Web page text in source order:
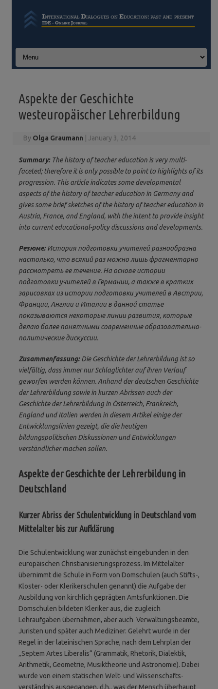
Skip to content
Aspekte der Geschichte
westeuropäischer Lehrerbildung
By Olga Graumann January 3, 2014
Summary: The history of teacher education is very multi-
faceted; therefore it is only possible to point to highlights of its
progression. This article indicates some developmental
aspects of the history of teacher education in Germany and
gives some brief sketches of the history of teacher education in
Austria, France, and England, with the intent to provide insight
into current educational-policy discussions and developments.
Резюме:История подготовки учителей разнообразна
настолько, что всякий раз можно лишь фрагментарно
рассмотреть ее течение. На основе истории
подготовки учителей в Германии, а также в кратких
зарисовках из истории подготовки учителей в Австрии,
Франции, Англии и Италии в данной статье
показываются некоторые линии развития, которые
делаю более понятными современные образовательно-
политические дискуссии.
Zusammenfassung:Die Geschichte der Lehrerbildung ist so
vielfältig, dass immer nur Schlaglichter auf ihren Verlauf
geworfen werden können. Anhand der deutschen Geschichte
der Lehrerbildung sowie in kurzen Abrissen auch der
Geschichte der Lehrerbildung in Österreich, Frankreich,
England und Italien werden in diesem Artikel einige der
Entwicklungslinien gezeigt, die die heutigen
bildungspolitischen Diskussionen und Entwicklungen
verständlicher machen sollen.
Aspekte der Geschichte der Lehrerbildung in
Deutschland
Kurzer Abriss der Schulentwicklung in Deutschland vom
Mittelalter bis zur Aufklärung
Die Schulentwicklung war zunächst eingebunden in den
europäischen Christianisierungsprozess. Im Mittelalter
übernimmt die Schule in Form von Domschulen (auch Stifts-,
Kloster- oderKlerikerschulen genannt) die Aufgabe der
Ausbildung von kirchlich geprägten Amtsfunktionen. Die
Domschulen bildeten Kleriker aus, die zugleich
Lehraufgaben übernahmen, aber auch Verwaltungsbeamte,
Juristen und später auch Mediziner. Gelehrt wurde in der
Regel in der lateinischen Sprache, nach dem Lehrplan der
„Septem Artes Liberalis“ (Grammatik, Rhetorik, Dialektik,
Arithmetik, Geometrie, Musiktheorie und Astronomie). Dabei
wurde von einem statischen Welt- und Wissenschafts­
verständnis ausgegangen, d.h., was der Mensch überhaupt